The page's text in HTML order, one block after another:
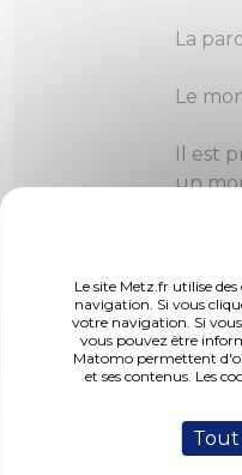
Le site Metz.fr utilise
navigation. Si vous
votre navigation. Si vous
vous pouvez être
Matomo permettent
et ses contenus. Les
La
Le
Il est
un
Les